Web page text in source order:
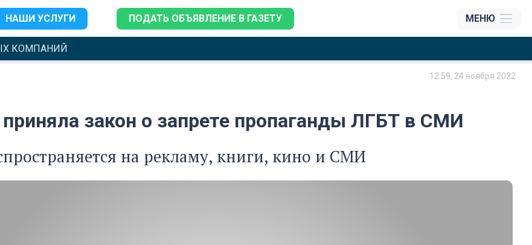
НАШИ УСЛУГИ ПОДАТЬ ОБЪЯВЛЕНИЕ В ГАЗЕТУ МЕНЮ
КОМПАНИЙ
12:59, 24 ноября 2022
закон о запрете пропаганды ЛГБТ в СМИ
на рекламу, книги, кино и СМИ